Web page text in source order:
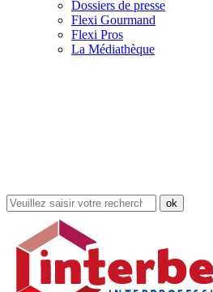
Dossiers de presse
Flexi Gourmand
Flexi Pros
La Médiathèque
Rechercher
dans
site